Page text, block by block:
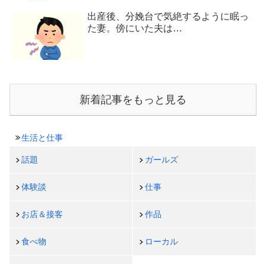
出産後、分娩台で気絶するように眠っ
た妻。傍にいた夫は…
新着記事をもっと見る
生活と仕事
話題 ガールズ
体験談 仕事
お店＆接客 作品
食べ物 ローカル